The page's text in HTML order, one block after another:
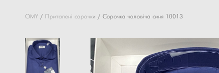
OMY / Приталені сорочки / Сорочка чоловіча синя 10013